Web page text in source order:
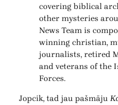
covering biblical
other mysteries
News Team is
winning christian,
journalists, retired
and veterans of the
Forces.
Jopcik, tad jau pašmāju